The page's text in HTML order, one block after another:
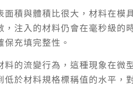
積與體積比很大，材料在模
注入的材料仍會在毫秒級的
充填完整性。
的流變行為，這種現象在微
於材料規格標稱值的水平，